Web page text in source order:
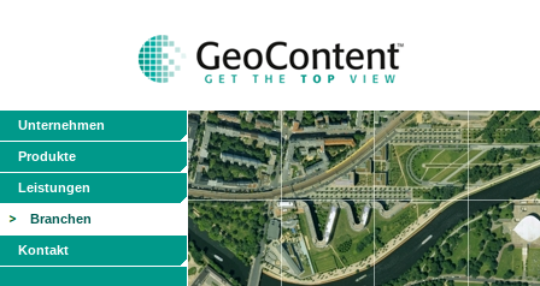
Unternehmen
Produkte
Leistungen
Branchen
Kontakt